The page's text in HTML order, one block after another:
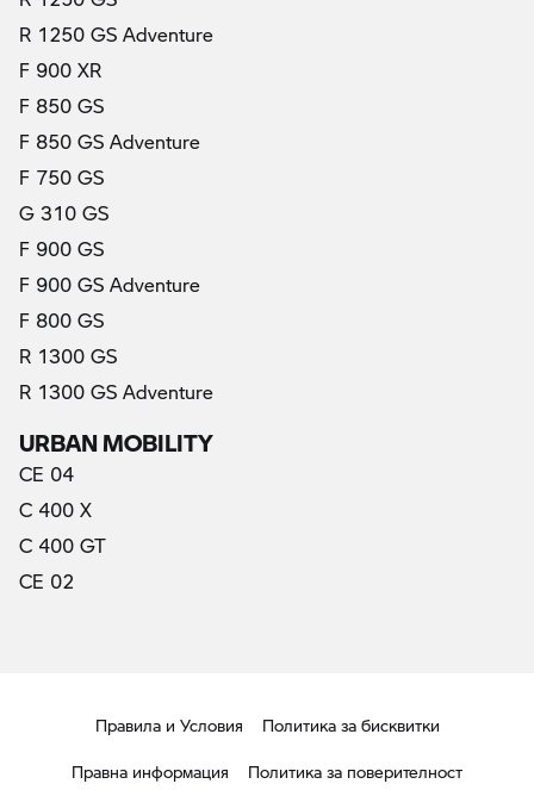
R 1250 GS Adventure
F 900 XR
F 850 GS
F 850 GS Adventure
F 750 GS
G 310 GS
F 900 GS
F 900 GS Adventure
F 800 GS
R 1300 GS
R 1300 GS Adventure
URBAN MOBILITY
CE 04
C 400 X
C 400 GT
CE 02
Правила и Условия
Политика за бисквитки
Правна информация
Политика за поверителност